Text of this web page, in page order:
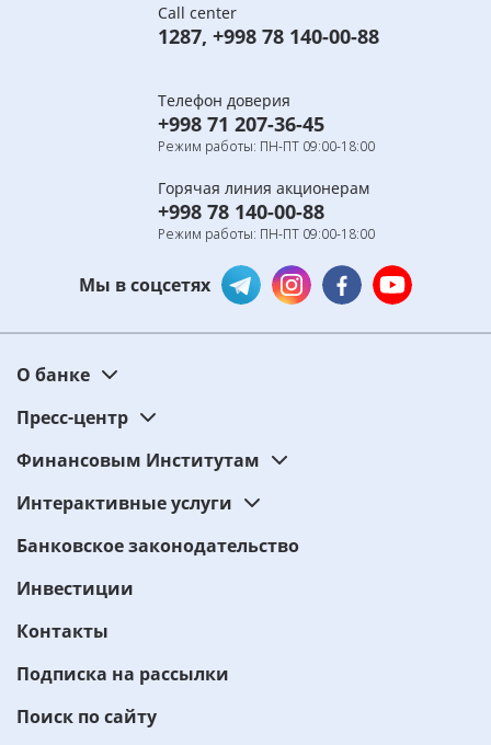
Call center
1287, +998 78 140-00-88
Телефон доверия
+998 71 207-36-45
Режим работы: ПН-ПТ 09:00-18:00
Горячая линия акционерам
+998 78 140-00-88
Режим работы: ПН-ПТ 09:00-18:00
Мы в соцсетях
О банке
Пресс-центр
Финансовым Институтам
Интерактивные услуги
Банковское законодательство
Инвестиции
Контакты
Подписка на рассылки
Поиск по сайту